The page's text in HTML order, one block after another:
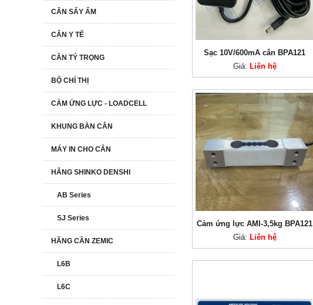
Sạc 10V/600mA cân BPA121
Giá: Liên hệ
Cảm ứng lực AMI-3,5kg BPA121
Giá: Liên hệ
CÂN SẤY ẨM
CÂN Y TẾ
CÂN TỶ TRỌNG
BỘ CHỈ THỊ
CẢM ỨNG LỰC - LOADCELL
KHUNG BÀN CÂN
MÁY IN CHO CÂN
HÃNG SHINKO DENSHI
AB Series
SJ Series
HÃNG CÂN ZEMIC
L6B
L6C